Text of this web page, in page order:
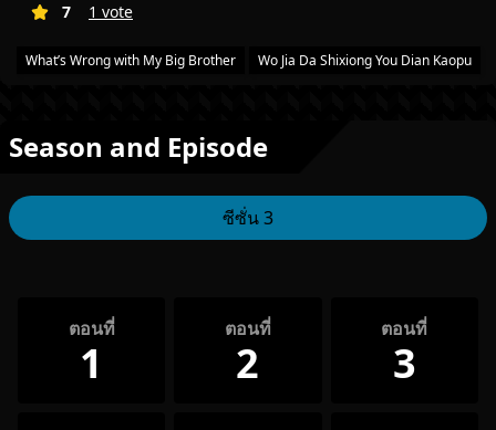
7 1 vote
What’s Wrong with My Big Brother Wo Jia Da Shixiong You Dian Kaopu
Season and Episode
ซีซั่น 3
ตอนที่
1
ตอนที่
2
ตอนที่
3